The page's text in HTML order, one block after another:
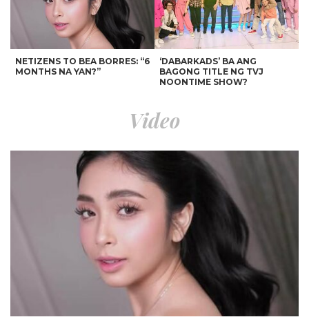
NETIZENS TO BEA BORRES: “6
MONTHS NA YAN?”
‘DABARKADS’ BA ANG
BAGONG TITLE NG TVJ
NOONTIME SHOW?
ELIAS MAY FATHER’S DAY
GIFT KAY JOHN LLOYD CRUZ
SA ISANG EMOSYONAL NA
JOHN LLOYD CRUZ
MAGIGING ‘KAPUSO’ NA NGA
BA?
Video